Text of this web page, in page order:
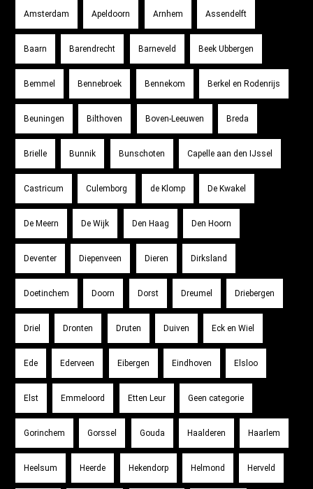
Amsterdam Apeldoorn Arnhem Assendelft
Baarn Barendrecht Barneveld Beek Ubbergen
Bemmel Bennebroek Bennekom Berkel en Rodenrijs
Beuningen Bilthoven Boven-Leeuwen Breda
Brielle Bunnik Bunschoten Capelle aan den IJssel
Castricum Culemborg de Klomp De Kwakel
De Meern De Wijk Den Haag Den Hoorn
Deventer Diepenveen Dieren Dirksland
Doetinchem Doorn Dorst Dreumel Driebergen
Driel Dronten Druten Duiven Eck en Wiel
Ede Ederveen Eibergen Eindhoven Elsloo
Elst Emmeloord Etten Leur Geen categorie
Gorinchem Gorssel Gouda Haalderen Haarlem
Heelsum Heerde Hekendorp Helmond Herveld